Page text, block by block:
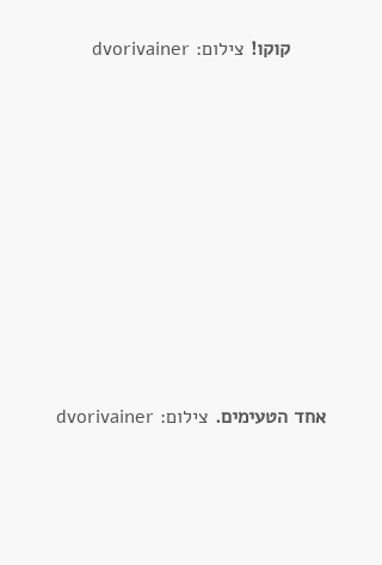
קוקו! צילום: dvorivainer
אחד הטעימים. צילום: dvorivainer